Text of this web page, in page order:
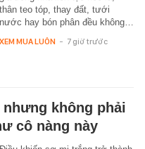
thân teo tóp, thay đất, tưới
nước hay bón phân đều không…
XEM MUA LUÔN - 7 giờ trước
không phải
cô nàng này